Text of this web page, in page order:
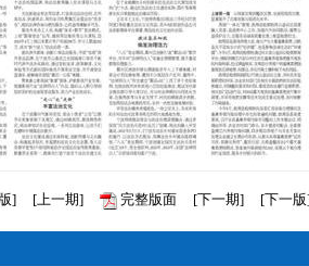
] [上一期] 完整版面 [下一期] [下一版